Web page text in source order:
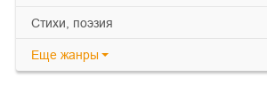
cтихи, поэзия
Еще жанры